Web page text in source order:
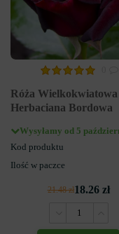
Róża Wielkokwiatowa
Herbaciana Bordowa
Wysyłamy od 5
Kod produktu
Ilość w paczce
21.48 zł18.26 zł